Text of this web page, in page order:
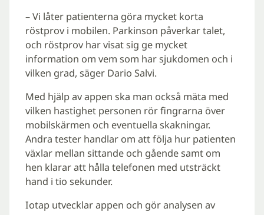
– Vi låter patienterna göra mycket korta
röstprov i mobilen. Parkinson påverkar talet,
och röstprov har visat sig ge mycket
information om vem som har sjukdomen och i
vilken grad, säger Dario Salvi.
Med hjälp av appen ska man också mäta med
vilken hastighet personen rör fingrarna över
mobilskärmen och eventuella skakningar.
Andra tester handlar om att följa hur patienten
växlar mellan sittande och gående samt om
hen klarar att hålla telefonen med utsträckt
hand i tio sekunder.
Iotap utvecklar appen och gör analysen av